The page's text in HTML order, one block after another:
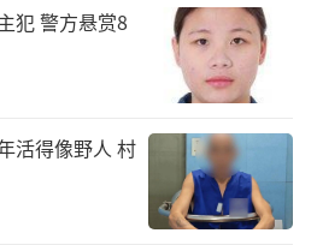
犯 警方悬赏8
活得像野人 村